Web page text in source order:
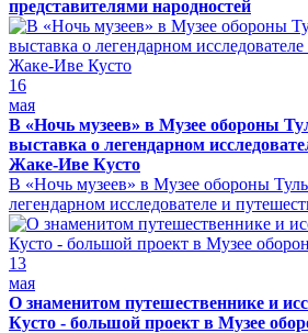
представителями народностей
16
мая
В «Ночь музеев» в Музее обороны
выставка о легендарном
Жаке-Иве Кусто
В «Ночь музеев» в Музее обороны
легендарном исследователе и
13
мая
О знаменитом путешественнике и
Кусто - большой проект в Музее